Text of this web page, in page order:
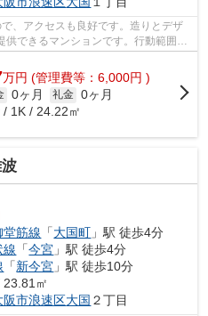
、アクセスも良好です。造りとデザ
供できるマンションです。行動範囲が
...
万円 (管理費等：6,000円 )
0ヶ月 礼金 0ヶ月
/ 1K / 24.22㎡
堂筋線 「大国町 」駅 徒歩4分
線 「今宮 」駅 徒歩4分
「新今宮 」駅 徒歩10分
㎡
阪市浪速区大国 ２丁目